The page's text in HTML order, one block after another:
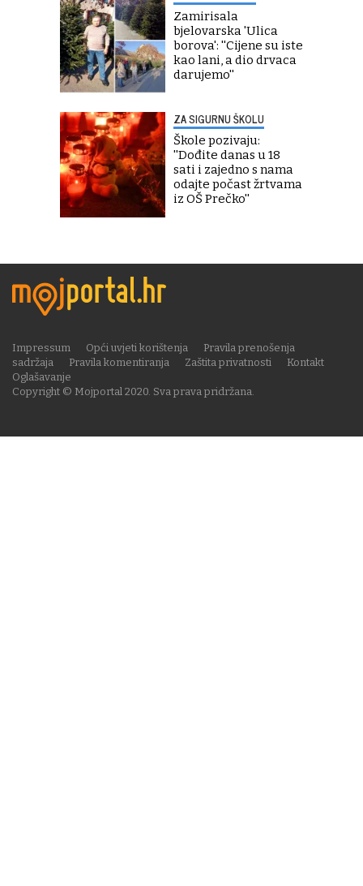
Zamirisala
bjelovarska 'Ulica
borova': ''Cijene su iste
kao lani, a dio drvaca
darujemo''
ZA SIGURNU ŠKOLU
Škole pozivaju:
''Dođite danas u 18
sati i zajedno s nama
odajte počast žrtvama
iz OŠ Prečko''
Copyright © Mojportal 2020. Sva prava pridržana.
Impressum Opći uvjeti korištenja
Pravila prenošenja
sadržaja
Pravila komentiranja Zaštita privatnosti
Kontakt
Oglašavanje